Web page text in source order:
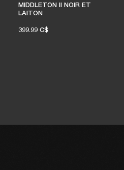
MIDDLETON II NOIR ET
LAITON
399.99 C$